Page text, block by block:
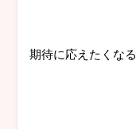
期待に応えたくなる